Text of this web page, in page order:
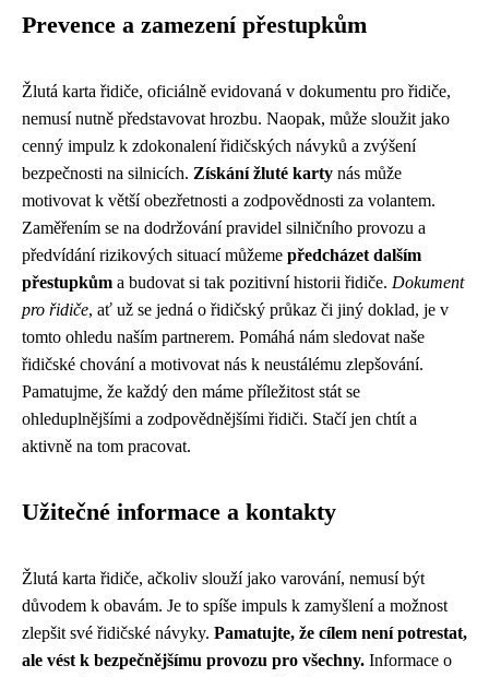
Prevence a zamezení přestupkům
Žlutá karta řidiče, oficiálně evidovaná v dokumentu pro řidiče,
nemusí nutně představovat hrozbu. Naopak, může sloužit jako
cenný impulz k zdokonalení řidičských návyků a zvýšení
bezpečnosti na silnicích. Získání žluté karty nás může
motivovat k větší obezřetnosti a zodpovědnosti za volantem.
Zaměřením se na dodržování pravidel silničního provozu a
předvídání rizikových situací můžeme předcházet dalším
přestupkům a budovat si tak pozitivní historii řidiče. Dokument
pro řidiče, ať už se jedná o řidičský průkaz či jiný doklad, je v
tomto ohledu naším partnerem. Pomáhá nám sledovat naše
řidičské chování a motivovat nás k neustálému zlepšování.
Pamatujme, že každý den máme příležitost stát se
ohleduplnějšími a zodpovědnějšími řidiči. Stačí jen chtít a
aktivně na tom pracovat.
Užitečné informace a kontakty
Žlutá karta řidiče, ačkoliv slouží jako varování, nemusí být
důvodem k obavám. Je to spíše impuls k zamyšlení a možnost
zlepšit své řidičské návyky. Pamatujte, že cílem není potrestat,
ale vést k bezpečnějšímu provozu pro všechny. Informace o